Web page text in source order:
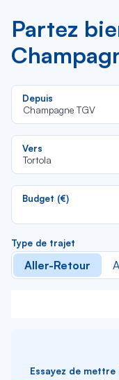
Partez
Depuis
Champagne TGV
Vers
Tortola
Budget (€)
Type de trajet
Aller-Retour
Essayez de